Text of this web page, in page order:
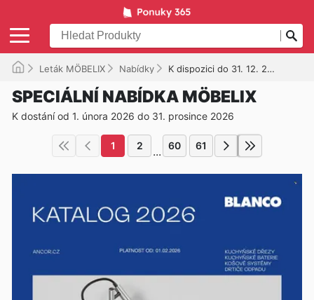
Leták MÖBELIX Nabídky K dispozici do 31. 12. 2026
SPECIÁLNÍ NABÍDKA MÖBELIX
K dostání od 1. února 2026 do 31. prosince 2026
1 2 ... 60 61